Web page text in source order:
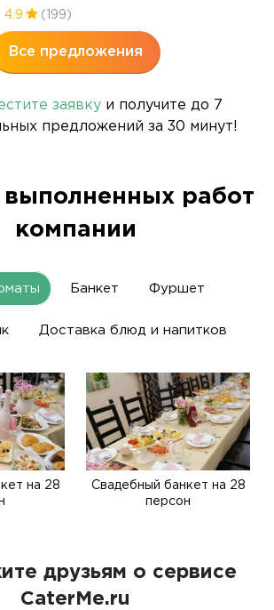
4.9 (199)
Все предложения
заявкуи получите до 7
предложений за 30 минут!
выполненных работ
компании
Банкет Фуршет
Доставка блюд и напитков
на 28
Свадебный банкет на 28
персон
друзьям о сервисе
CaterMe.ru